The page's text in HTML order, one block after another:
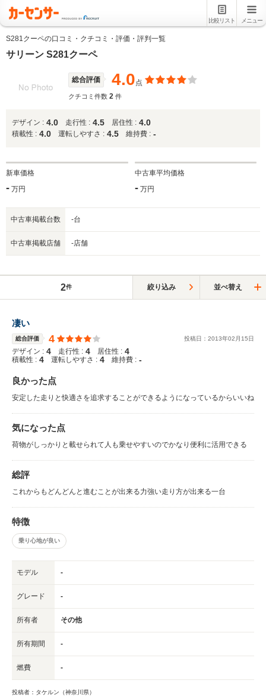
比較リスト メニュー
S281クーペの口コミ・クチコミ・評価・評判一覧
サリーン S281クーペ
総合評価 4.0点
クチコミ件数 2 件
デザイン : 4.0 走行性 : 4.5 居住性 : 4.0
積載性 : 4.0 運転しやすさ : 4.5 維持費 : -
新車価格
- 万円
中古車平均価格
-万円
中古車掲載台数 -台
中古車掲載店舗 -店舗
2件 絞り込み 並べ替え
凄い
総合評価 4 投稿日： 2013年02 月 15日
デザイン : 4 走行性 : 4 居住性 : 4
積載性 : 4 運転しやすさ : 4 維持費 : -
良かった点
安定した走りと快適さを追求することができるようになっているからいいね
気になった点
荷物がしっかりと載せられて人も乗せやすいのでかなり便利に活用できる
総評
これからもどんどんと進むことが出来る力強い走り方が出来る一台
特徴
乗り心地が良い
モデル -
グレード -
所有者 その他
所有期間 -
燃費 -
投稿者：タケルン（神奈川県）